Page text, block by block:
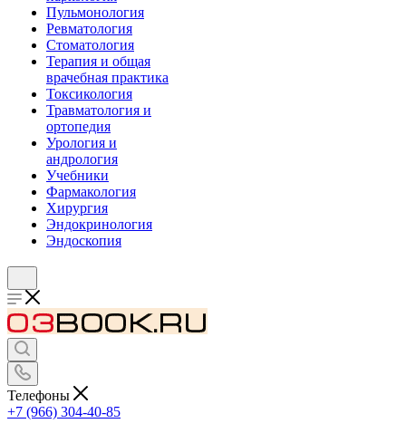
Пульмонология
Ревматология
Стоматология
Терапия и общая
врачебная практика
Токсикология
Травматология и
ортопедия
Урология и
андрология
Учебники
Фармакология
Хирургия
Эндокринология
Эндоскопия
Телефоны
+7 (966) 304-40-85